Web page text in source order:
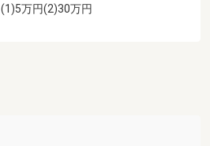
(1)5万円(2)30万円